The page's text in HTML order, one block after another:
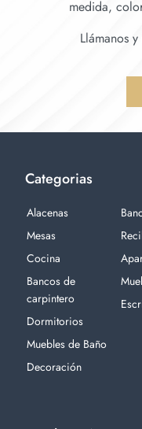
medida,
Llámanos
Categorias
Alacenas
Mesas
Cocina
Bancos de
carpintero
Dormitorios
Muebles de Baño
Decoración